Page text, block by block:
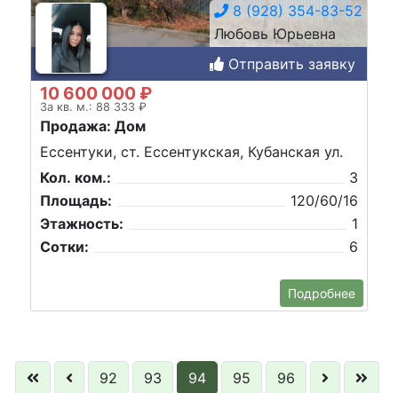
8 (928) 354-83-52
Любовь Юрьевна
Отправить заявку
10 600 000 ₽
За кв. м.: 88 333 ₽
Продажа: Дом
Ессентуки, ст. Ессентукская, Кубанская ул.
Кол. ком.:
3
Площадь:
120/60/16
Этажность:
1
Сотки:
6
Подробнее
92 93 94 95 96